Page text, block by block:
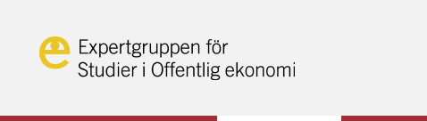
Hoppa